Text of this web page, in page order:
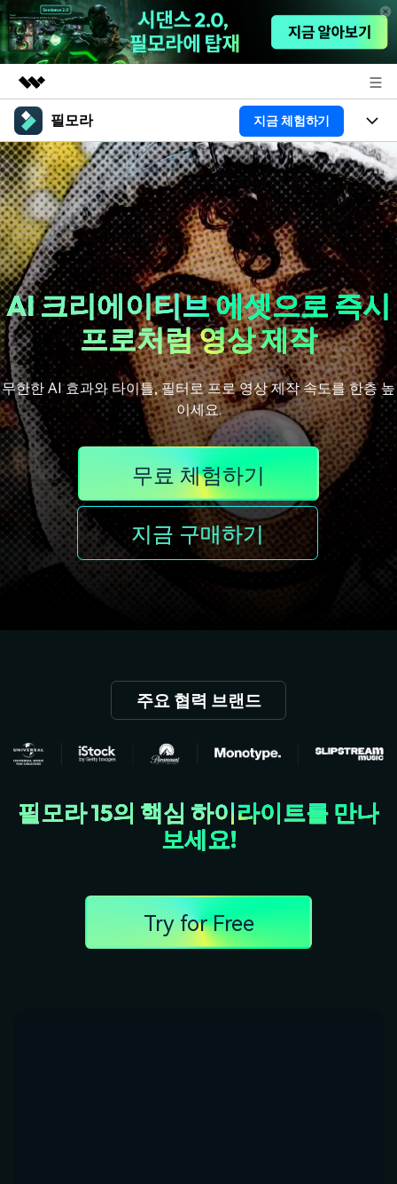
주요 제품
AIGC 크리에이티비티
유틸리티
비즈니스
개요
솔루션
회사 소개
뉴스룸
플랜 및 가격
도움말 센터
필모라 지금 체험하기
제품
플랫폼
기능
AI
AI 기능 HOT
AI 꿀팁
영상 편집 자료실
동영상 편집하기
도움말 센터
고객 지원
핫한 콘텐츠
필모라 정보
더 알아보기
기타 콘텐츠
검색
AI 크리에이티브 에셋으로즉시
프로처럼 영상 제작
무한한 AI 효과와 타이틀, 필터로 프로 영상 제작 속도를 한층 높
이세요.
무료 체험하기
지금 구매하기
주요 협력 브랜드
필모라 15의 핵심 하이라이트를 만나
보세요!
Try for Free